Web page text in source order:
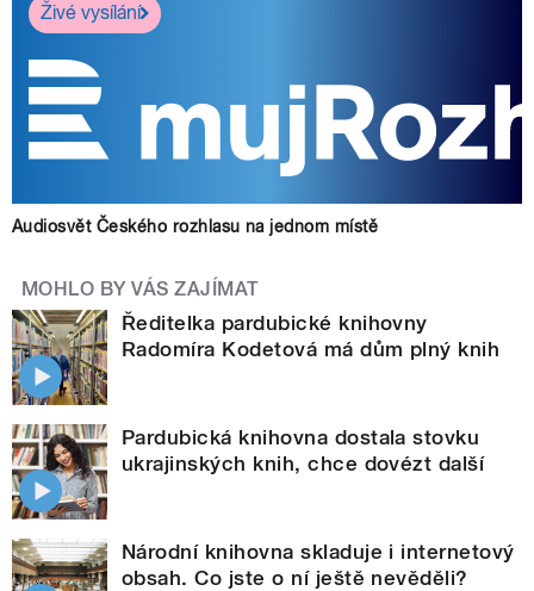
Živé vysílání
Audiosvět Českého rozhlasu na jednom místě
MOHLO BY VÁS ZAJÍMAT
Ředitelka pardubické knihovny
Radomíra Kodetová má dům plný knih
Pardubická knihovna dostala stovku
ukrajinských knih, chce dovézt další
Národní knihovna skladuje i internetový
obsah. Co jste o ní ještě nevěděli?